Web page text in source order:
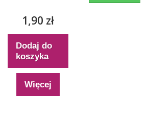
1,90 zł
Dodaj do
koszyka
Więcej